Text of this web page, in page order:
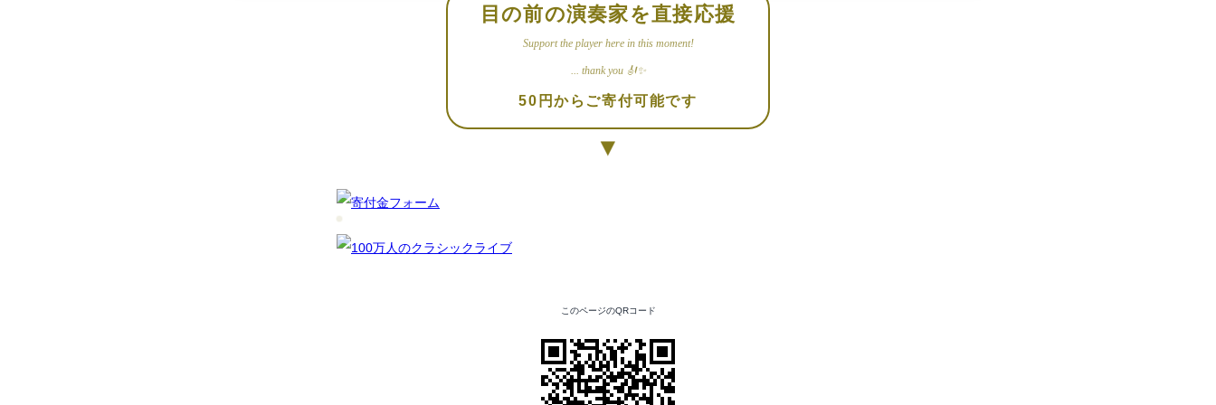
目の前の演奏家を直接応援
Support the player here in this moment!
... thank you 🎻✨
50円からご寄付可能です
▼
このページのQRコード